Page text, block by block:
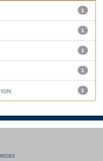
1
1
1
1
1